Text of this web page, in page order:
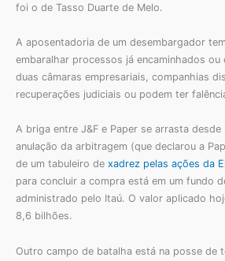
foi o de Tasso Duarte de Melo.
A aposentadoria de um desembargador
embaralhar processos já encaminhados ou
duas câmaras empresariais, companhias
recuperações judiciais ou podem ter
A briga entre J&F e Paper se arrasta
anulação da arbitragem (que declarou a
de um tabuleiro de xadrez pelas ações da
para concluir a compra está em um fundo
administrado pelo Itaú. O valor aplicado
8,6 bilhões.
Outro campo de batalha está na posse de